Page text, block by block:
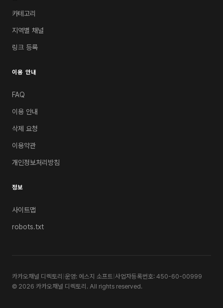
카테고리
지역별 채널
링크 등록
이용 안내
FAQ
이용 안내
삭제 요청
이용약관
개인정보처리방침
정보
사이트맵
robots.txt
카카오채널 디렉토리 운영: 에스지 소프트 사업자등록번호: 450-60-00999
© 2026 카카오채널 디렉토리. All rights reserved.